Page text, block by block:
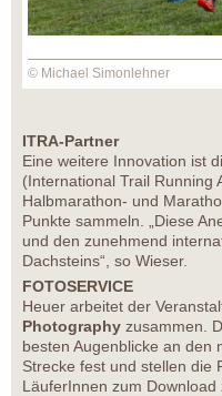
© Michael Simonlehner
ITRA-Partner
Eine weitere Innovation ist
(International Trail Running
Halbmarathon- und
Punkte sammeln. „Diese
und den zunehmend
Dachsteins“, so Wieser.
FOTOSERVICE
Heuer arbeitet der
Photography zusammen.
besten Augenblicke an den
Strecke fest und stellen die
LäuferInnen zum Download